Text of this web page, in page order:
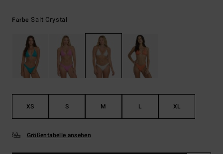
Farbe Salt Crystal
XS S M L XL
Größentabelle ansehen